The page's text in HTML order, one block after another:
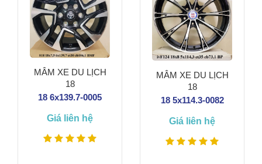
MÂM XE DU LỊCH
18
18 6x139.7-0005
Giá liên hệ
MÂM XE DU LỊCH
18
18 5x114.3-0082
Giá liên hệ